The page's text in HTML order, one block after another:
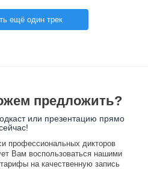
ещё один трек
предложить?
или презентацию прямо
профессиональных дикторов
Вам воспользоваться нашими
на качественную запись